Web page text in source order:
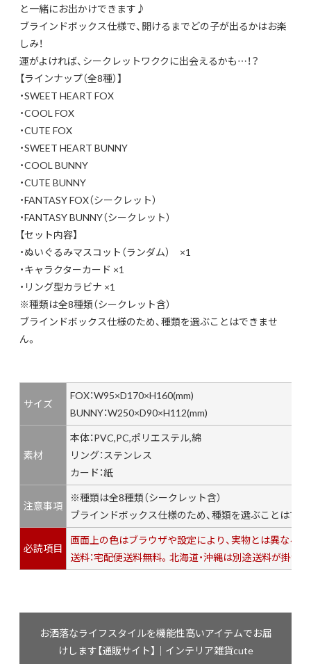
と一緒にお出かけできます♪
ブラインドボックス仕様で、開けるまでどの子が出るかはお楽
しみ！
運がよければ、シークレットワククに出会えるかも…！？
【ラインナップ（全8種）】
・SWEET HEART FOX
・COOL FOX
・CUTE FOX
・SWEET HEART BUNNY
・COOL BUNNY
・CUTE BUNNY
・FANTASY FOX（シークレット）
・FANTASY BUNNY（シークレット）
【セット内容】
・ぬいぐるみマスコット（ランダム） ×1
・キャラクターカード ×1
・リング型カラビナ ×1
※種類は全8種類（シークレット含）
ブラインドボックス仕様のため、種類を選ぶことはできませ
ん。
サイズ
FOX：W95×D170×H160(mm)
BUNNY：W250×D90×H112(mm)
素材
本体：PVC,PC,ポリエステル,綿
リング：ステンレス
カード：紙
注意事項
※種類は全8種類（シークレット含）
ブラインドボックス仕様のため、種類を選ぶことはでき
必読項目
画面上の色はブラウザや設定により、実物とは異なる
送料：宅配便送料無料。北海道・沖縄は別途送料が掛か
お洒落なライフスタイルを機能性高いアイテムでお届
けします【通販サイト】｜インテリア雑貨cute